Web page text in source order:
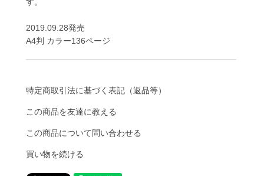
2019.09.28発売
A4判 カラー136ページ
特定商取引法に基づく表記（返品等）
この商品を友達に教える
この商品について問い合わせる
買い物を続ける